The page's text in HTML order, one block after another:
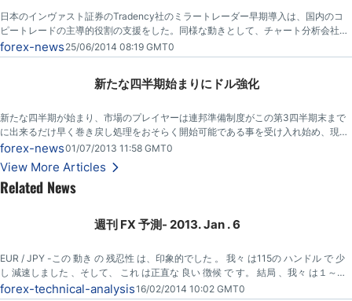
日本のインヴァスト証券のTradency社のミラートレーダー早期導入は、国内のコ
ピートレードの主導的役割の支援をした。同様な動きとして、チャート分析会社オ
ートチャーティス（Autochartist）は、FX TRADEファイナンシャルが、その製品
をMT4上で起動した、最初の日本ブローカーと発表しました。
forex-news 25/06/2014 08:19 GMT0
新たな四半期始まりにドル強化
新たな四半期が始まり、市場のプレイヤーは連邦準備制度がこの第3四半期末まで
に出来るだけ早く巻き戻し処理をおそらく開始可能である事を受け入れ始め、現在
米ドルは大幅に堅調。
forex-news01/07/2013 11:58 GMT0
View More Articles
Related News
週刊 FX 予測- 2013. Jan . 6
EUR / JPY -この 動き の 残忍性 は、印象的でした 。 我々 は115の ハンドル で 少
し 減速しました 、そして、 これ は正直な 良い 徴候 で す。 結局 、我々 は１～２
週間 で 120 ハンドルで いることができました。撤退が必要です 、そして、 私はお
forex-technical-analysis16/02/2014 10:02 GMT0